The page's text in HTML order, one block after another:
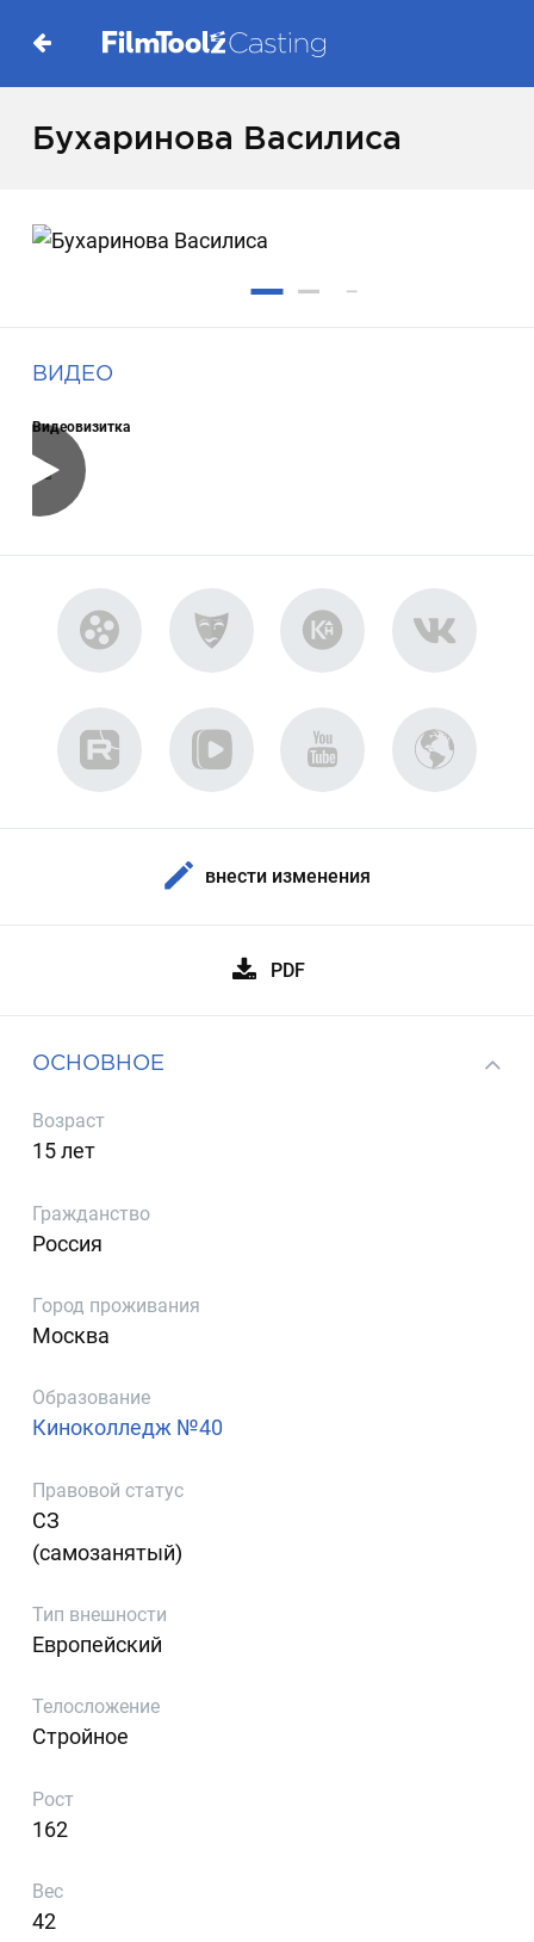
Бухаринова Василиса
ВИДЕО
Видеовизитка
внести изменения
PDF
ОСНОВНОЕ
Возраст
15 лет
Гражданство
Россия
Город проживания
Москва
Образование
Киноколледж №40
Правовой статус
СЗ
(самозанятый)
Тип внешности
Европейский
Телосложение
Стройное
Рост
162
Вес
42